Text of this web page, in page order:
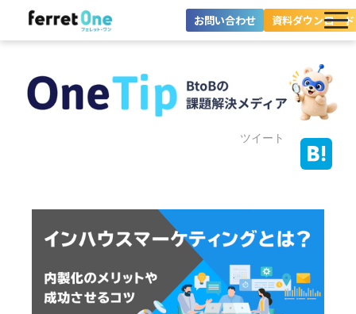
お問い合わせ 資料ダウンロード
ツール・機能一覧
料金プラン
セミナー
お役立ち情報
ツイート